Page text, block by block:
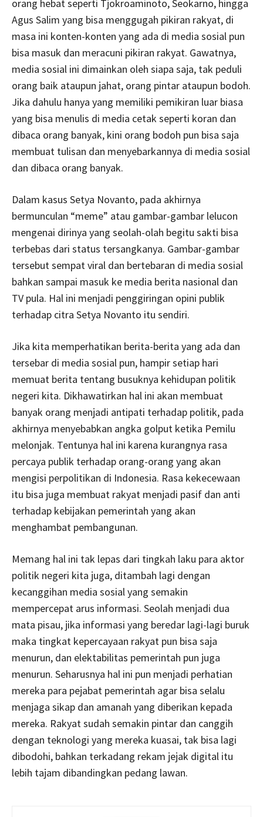
orang hebat seperti Tjokroaminoto, Seokarno, hingga
Agus Salim yang bisa menggugah pikiran rakyat, di
masa ini konten-konten yang ada di media sosial pun
bisa masuk dan meracuni pikiran rakyat. Gawatnya,
media sosial ini dimainkan oleh siapa saja, tak peduli
orang baik ataupun jahat, orang pintar ataupun bodoh.
Jika dahulu hanya yang memiliki pemikiran luar biasa
yang bisa menulis di media cetak seperti koran dan
dibaca orang banyak, kini orang bodoh pun bisa saja
membuat tulisan dan menyebarkannya di media sosial
dan dibaca orang banyak.
Dalam kasus Setya Novanto, pada akhirnya
bermunculan “meme” atau gambar-gambar lelucon
mengenai dirinya yang seolah-olah begitu sakti bisa
terbebas dari status tersangkanya. Gambar-gambar
tersebut sempat viral dan bertebaran di media sosial
bahkan sampai masuk ke media berita nasional dan
TV pula. Hal ini menjadi penggiringan opini publik
terhadap citra Setya Novanto itu sendiri.
Jika kita memperhatikan berita-berita yang ada dan
tersebar di media sosial pun, hampir setiap hari
memuat berita tentang busuknya kehidupan politik
negeri kita. Dikhawatirkan hal ini akan membuat
banyak orang menjadi antipati terhadap politik, pada
akhirnya menyebabkan angka golput ketika Pemilu
melonjak. Tentunya hal ini karena kurangnya rasa
percaya publik terhadap orang-orang yang akan
mengisi perpolitikan di Indonesia. Rasa kekecewaan
itu bisa juga membuat rakyat menjadi pasif dan anti
terhadap kebijakan pemerintah yang akan
menghambat pembangunan.
Memang hal ini tak lepas dari tingkah laku para aktor
politik negeri kita juga, ditambah lagi dengan
kecanggihan media sosial yang semakin
mempercepat arus informasi. Seolah menjadi dua
mata pisau, jika informasi yang beredar lagi-lagi buruk
maka tingkat kepercayaan rakyat pun bisa saja
menurun, dan elektabilitas pemerintah pun juga
menurun. Seharusnya hal ini pun menjadi perhatian
mereka para pejabat pemerintah agar bisa selalu
menjaga sikap dan amanah yang diberikan kepada
mereka. Rakyat sudah semakin pintar dan canggih
dengan teknologi yang mereka kuasai, tak bisa lagi
dibodohi, bahkan terkadang rekam jejak digital itu
lebih tajam dibandingkan pedang lawan.